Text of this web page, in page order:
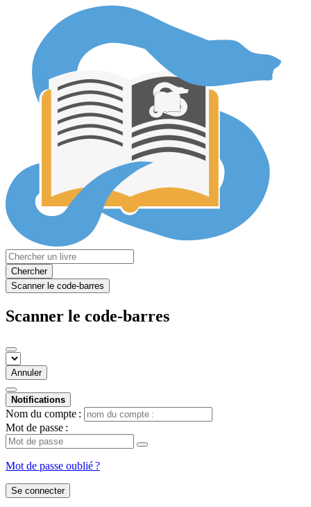
Chercher
Scanner le code-barres
Scanner le code-barres
Annuler
Notifications
Nom du compte :
Mot de passe :
Mot de passe oublié ?
Se connecter